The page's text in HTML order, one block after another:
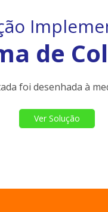
de
foi desenhada à
Ver Solução